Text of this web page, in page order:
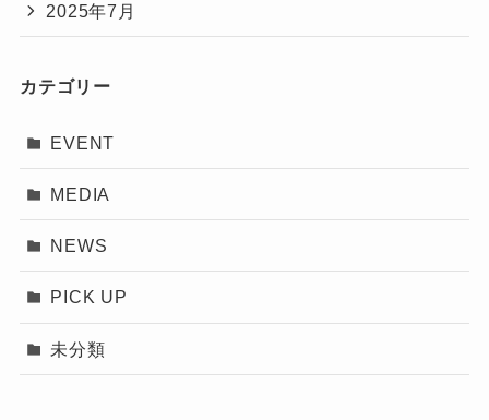
2025年7月
カテゴリー
EVENT
MEDIA
NEWS
PICK UP
未分類